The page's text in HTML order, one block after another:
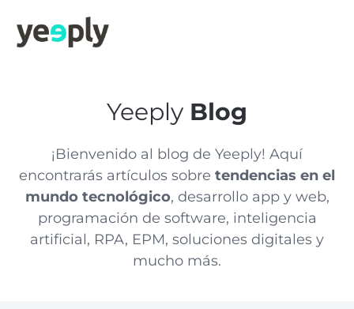
Yeeply Blog
¡Bienvenido al blog de Yeeply! Aquí
encontrarás artículos sobre tendencias en el
mundo tecnológico, desarrollo app y web,
programación de software, inteligencia
artificial, RPA, EPM, soluciones digitales y
mucho más.